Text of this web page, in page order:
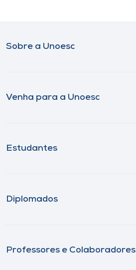
Sobre a Unoesc
Venha para a Unoesc
Estudantes
Diplomados
Professores e Colaboradores